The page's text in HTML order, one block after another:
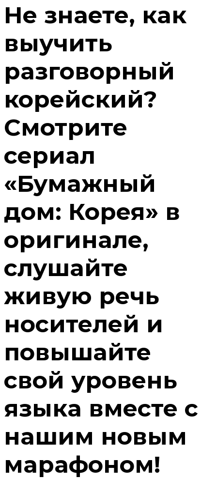
Не знаете, как
выучить
разговорный
корейский?
Смотрите
сериал
«Бумажный
дом: Корея» в
оригинале,
слушайте
живую речь
носителей и
повышайте
свой уровень
языка вместе с
нашим новым
марафоном!